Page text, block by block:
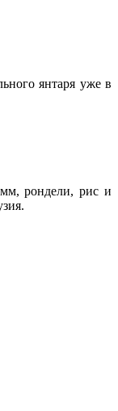
янтаря уже в
рондели, рис и